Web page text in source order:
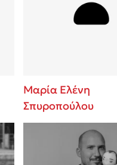
για chicken BBQ pizza
σύγκρουση με τη
εκτόνωση
Μαρία Ελένη
Σπυροπούλου